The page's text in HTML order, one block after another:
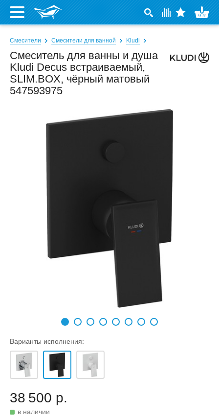
Смесители Смесители для ванной Kludi
Смеситель для ванны и душа
Kludi Decus встраиваемый,
SLIM.BOX, чёрный матовый
547593975
Варианты исполнения:
38 500 р.
в наличии